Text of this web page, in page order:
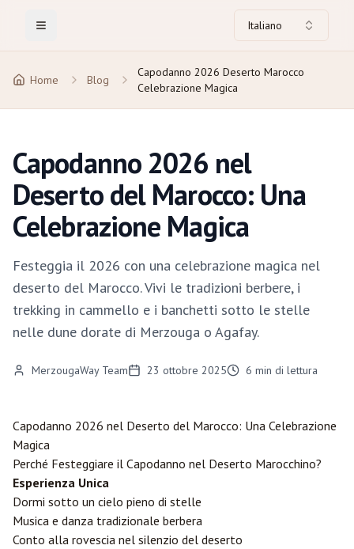
Toggle Menu Italiano
Home Blog
Capodanno 2026 Deserto Marocco
Celebrazione Magica
Capodanno 2026 nel
Deserto del Marocco: Una
Celebrazione Magica
Festeggia il 2026 con una celebrazione magica nel
deserto del Marocco. Vivi le tradizioni berbere, i
trekking in cammello e i banchetti sotto le stelle
nelle dune dorate di Merzouga o Agafay.
MerzougaWay Team 23 ottobre 2025 6 min di lettura
Capodanno 2026 nel Deserto del Marocco: Una Celebrazione
Magica
Perché Festeggiare il Capodanno nel Deserto Marocchino?
Esperienza Unica
Dormi sotto un cielo pieno di stelle
Musica e danza tradizionale berbera
Conto alla rovescia nel silenzio del deserto